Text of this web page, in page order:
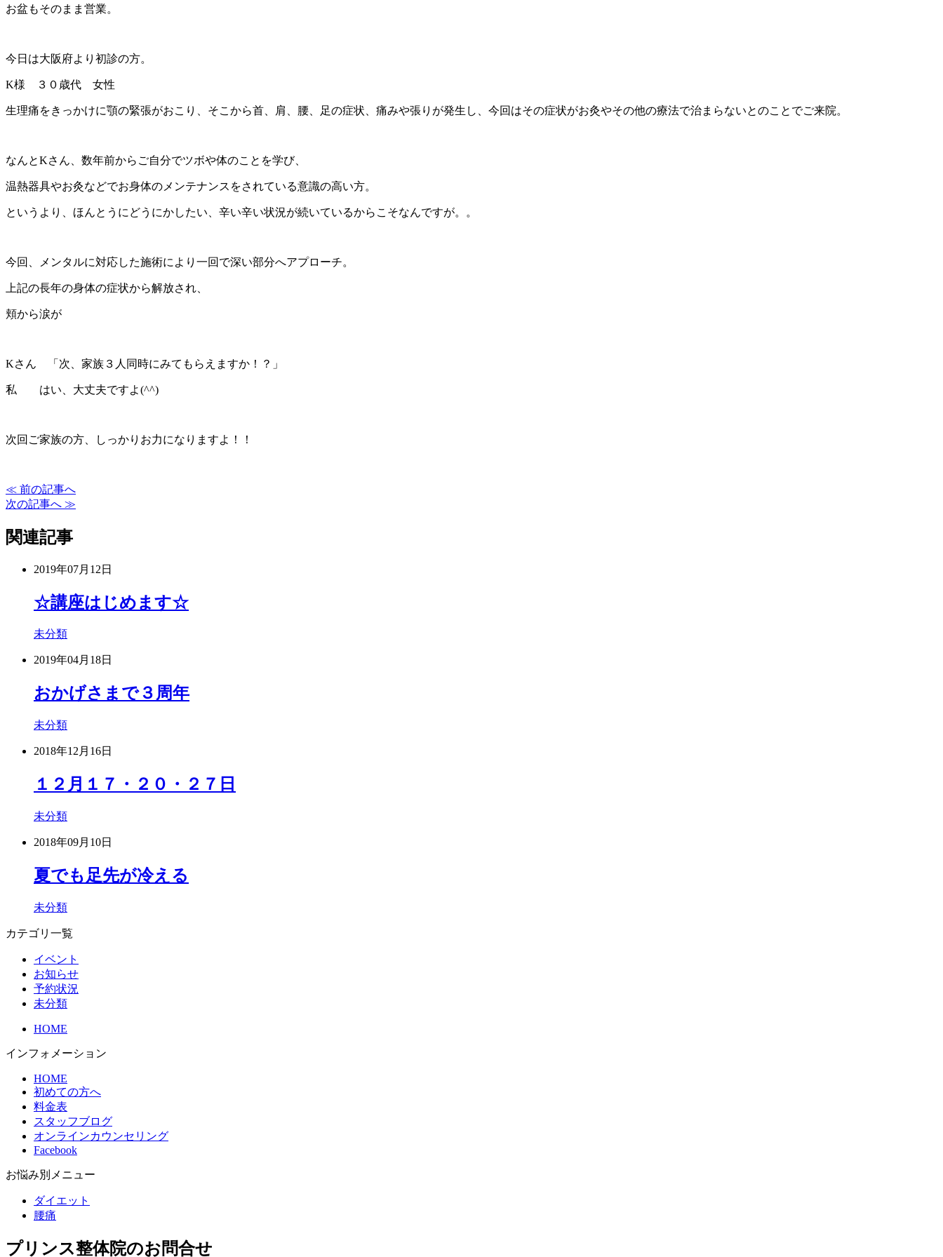
お盆もそのまま営業。
今日は大阪府より初診の方。
K様 ３０歳代 女性
生理痛をきっかけに顎の緊張がおこり、そこから首、肩、腰、足の症状、痛みや張りが発生し、今回はその症状がお灸やその他の療法で治まらないとのことでご来院。
なんとKさん、数年前からご自分でツボや体のことを学び、
温熱器具やお灸などでお身体のメンテナンスをされている意識の高い方。
というより、ほんとうにどうにかしたい、辛い辛い状況が続いているからこそなんですが。。
今回、メンタルに対応した施術により一回で深い部分へアプローチ。
上記の長年の身体の症状から解放され、
頬から涙が
Kさん 「次、家族３人同時にみてもらえますか！？」
私 はい、大丈夫ですよ(^^)
次回ご家族の方、しっかりお力になりますよ！！
≪ 前の記事へ
次の記事へ ≫
関連記事
2019年07月12日
☆講座はじめます☆
未分類
2019年04月18日
おかげさまで３周年
未分類
2018年12月16日
１２月１７・２０・２７日
未分類
2018年09月10日
夏でも足先が冷える
未分類
カテゴリ一覧
イベント
お知らせ
予約状況
未分類
HOME
インフォメーション
HOME
初めての方へ
料金表
スタッフブログ
オンラインカウンセリング
Facebook
お悩み別メニュー
ダイエット
腰痛
プリンス整体院のお問合せ